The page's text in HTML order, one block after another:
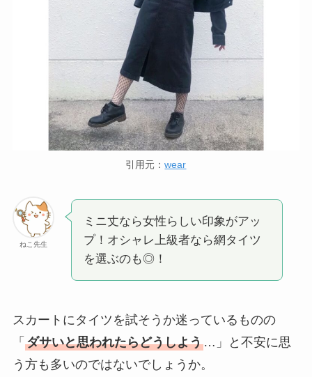
引用元：wear
ねこ先生
ミニ丈なら女性らしい印象がアッ
プ！オシャレ上級者なら網タイツ
を選ぶのも◎！
スカートにタイツを試そうか迷っているものの
「 ダサいと思われたらどうしよう…」と不安に思
う方も多いのではないでしょうか。